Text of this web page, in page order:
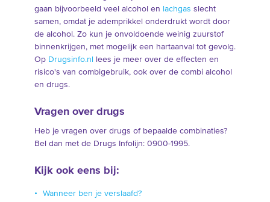
gaan bijvoorbeeld veel alcohol en lachgas slecht
samen, omdat je ademprikkel onderdrukt wordt door
de alcohol. Zo kun je onvoldoende weinig zuurstof
binnenkrijgen, met mogelijk een hartaanval tot gevolg.
Op Drugsinfo.nl lees je meer over de effecten en
risico's van combigebruik, ook over de combi alcohol
en drugs.
Vragen over drugs
Heb je vragen over drugs of bepaalde combinaties?
Bel dan met de Drugs Infolijn: 0900-1995.
Kijk ook eens bij:
Wanneer ben je verslaafd?